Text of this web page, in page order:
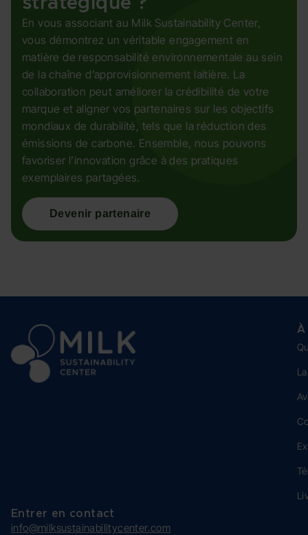
En vous associant au Milk Sustainability Center,
vous démontrez un véritable engagement en
matière de responsabilité environnementale au sein
de la chaîne d’approvisionnement laitière. La
collaboration peut améliorer la crédibilité de votre
marque et aligner vos partenaires sur les objectifs
mondiaux de durabilité, tels que la réduction des
émissions de carbone. Ensemble, nous pouvons
favoriser l’innovation grâce à des pratiques
exemplaires partagées.
Devenir partenaire
À
Entrer en contact
info@milksustainabilitycenter.com